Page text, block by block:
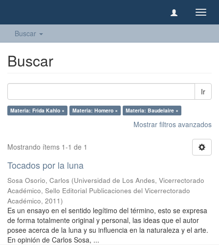
Buscar
Buscar
Ir
Materia: Frida Kahlo × Materia: Homero × Materia: Baudelaire ×
Mostrar filtros avanzados
Mostrando ítems 1-1 de 1
Tocados por la luna
Sosa Osorio, Carlos (Universidad de Los Andes, Vicerrectorado
Académico, Sello Editorial Publicaciones del Vicerrectorado
Académico, 2011)
Es un ensayo en el sentido legítimo del término, esto se expresa
de forma totalmente original y personal, las ideas que el autor
posee acerca de la luna y su influencia en la naturaleza y el arte.
En opinión de Carlos Sosa, ...